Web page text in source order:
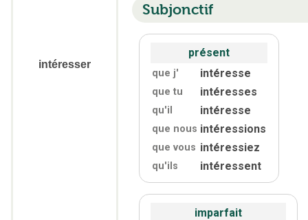
intéresser
Subjonctif
présent
que j' intéresse
que tu intéresses
qu'il intéresse
que nous intéressions
que vous intéressiez
qu'ils intéressent
imparfait